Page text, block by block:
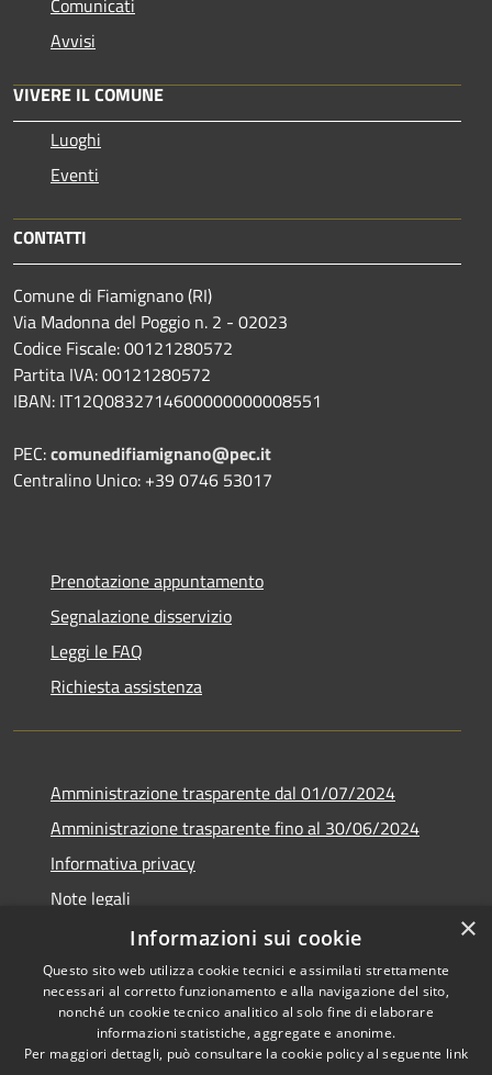
Comunicati
Avvisi
VIVERE IL COMUNE
Luoghi
Eventi
CONTATTI
Comune di Fiamignano (RI)
Via Madonna del Poggio n. 2 - 02023
Codice Fiscale: 00121280572
Partita IVA: 00121280572
IBAN: IT12Q0832714600000000008551
PEC:comunedifiamignano@pec.it
Centralino Unico: +39 0746 53017
Prenotazione appuntamento
Segnalazione disservizio
Leggi le FAQ
Richiesta assistenza
Amministrazione trasparente dal 01/07/2024
Amministrazione trasparente fino al 30/06/2024
Informativa privacy
Note legali
Dichiarazione di accessibilità
RSS
Copyright © 2026 • Comune di
×
Informazioni sui cookie
Questo sito web utilizza cookie tecnici e assimilati strettamente
necessari al corretto funzionamento e alla navigazione del sito,
nonché un cookie tecnico analitico al solo fine di elaborare
informazioni statistiche, aggregate e anonime.
Per maggiori dettagli, può consultare la cookie policy al seguente link